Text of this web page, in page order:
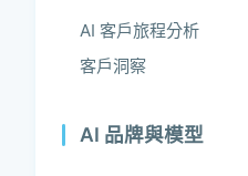
AI 客戶旅程分析
客戶洞察
AI 品牌與模型